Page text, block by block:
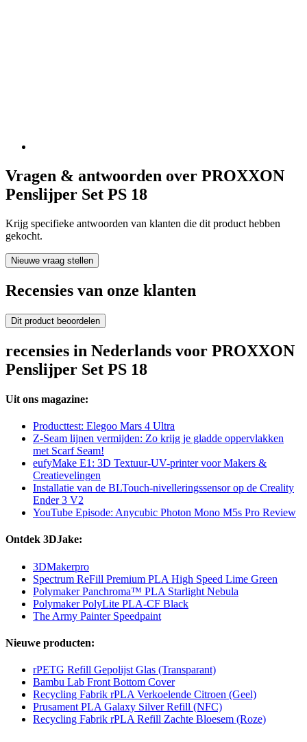
Vragen & antwoorden over PROXXON
Penslijper Set PS 18
Krijg specifieke antwoorden van klanten die dit product hebben
gekocht.
Nieuwe vraag stellen
Recensies van onze klanten
Dit product beoordelen
recensies in Nederlands voor PROXXON
Penslijper Set PS 18
Uit ons magazine:
Producttest: Elegoo Mars 4 Ultra
Z-Seam lijnen vermijden: Zo krijg je gladde oppervlakken
met Scarf Seam!
eufyMake E1: 3D Textuur-UV-printer voor Makers &
Creatievelingen
Installatie van de BLTouch-nivelleringssensor op de Creality
Ender 3 V2
YouTube Episode: Anycubic Photon Mono M5s Pro Review
Ontdek 3DJake:
3DMakerpro
Spectrum ReFill Premium PLA High Speed Lime Green
Polymaker Panchroma™ PLA Starlight Nebula
Polymaker PolyLite PLA-CF Black
The Army Painter Speedpaint
Nieuwe producten:
rPETG Refill Gepolijst Glas (Transparant)
Bambu Lab Front Bottom Cover
Recycling Fabrik rPLA Verkoelende Citroen (Geel)
Prusament PLA Galaxy Silver Refill (NFC)
Recycling Fabrik rPLA Refill Zachte Bloesem (Roze)